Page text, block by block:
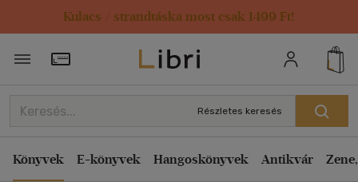
Kulacs / strandtáska most csak 1499 Ft!
Törzsvásárlói Kártya adatai
Részletes keresés
Könyvek E-könyvek Hangoskönyvek Antikvár